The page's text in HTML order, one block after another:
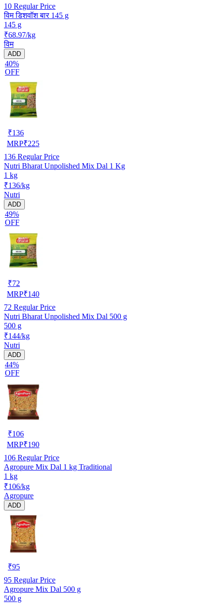
10 Regular Price
विम डिशवॉश बार 145 g
145 g
₹68.97/kg
विम
ADD
40%
OFF
₹136
MRP₹225
136 Regular Price
Nutri Bharat Unpolished Mix Dal 1 Kg
1 kg
₹136/kg
Nutri
ADD
49%
OFF
₹72
MRP₹140
72 Regular Price
Nutri Bharat Unpolished Mix Dal 500 g
500 g
₹144/kg
Nutri
ADD
44%
OFF
₹106
MRP₹190
106 Regular Price
Agropure Mix Dal 1 kg Traditional
1 kg
₹106/kg
Agropure
ADD
₹95
95 Regular Price
Agropure Mix Dal 500 g
500 g